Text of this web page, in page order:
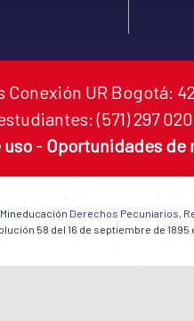
UR Bogotá:
(571) 297
uso - Oportunidades de
Derechos Pecuniarios,
58 del 16 de septiembre de 1895